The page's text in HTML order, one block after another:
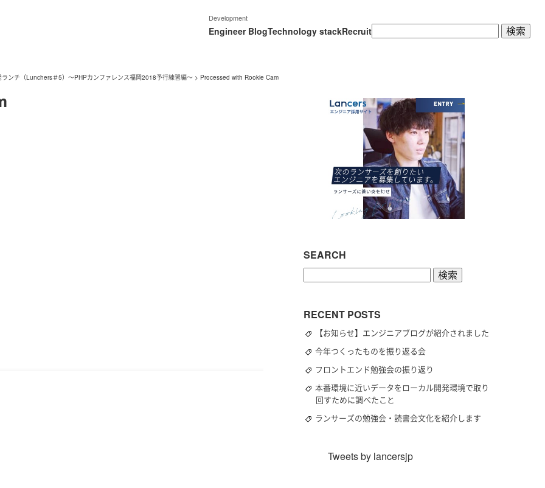
Development
Engineer BlogTechnology stackRecruit検
索:
ランチ（Lunchers＃5）〜PHPカンファレンス福岡2018予行練習編〜 > Processed with Rookie Cam
SEARCH
RECENT POSTS
【お知らせ】エンジニアブログが紹介されました
今年つくったものを振り返る会
フロントエンド勉強会の振り返り
本番環境に近いデータをローカル開発環境で取り
回すために調べたこと
ランサーズの勉強会・読書会文化を紹介します
Tweets by lancersjp